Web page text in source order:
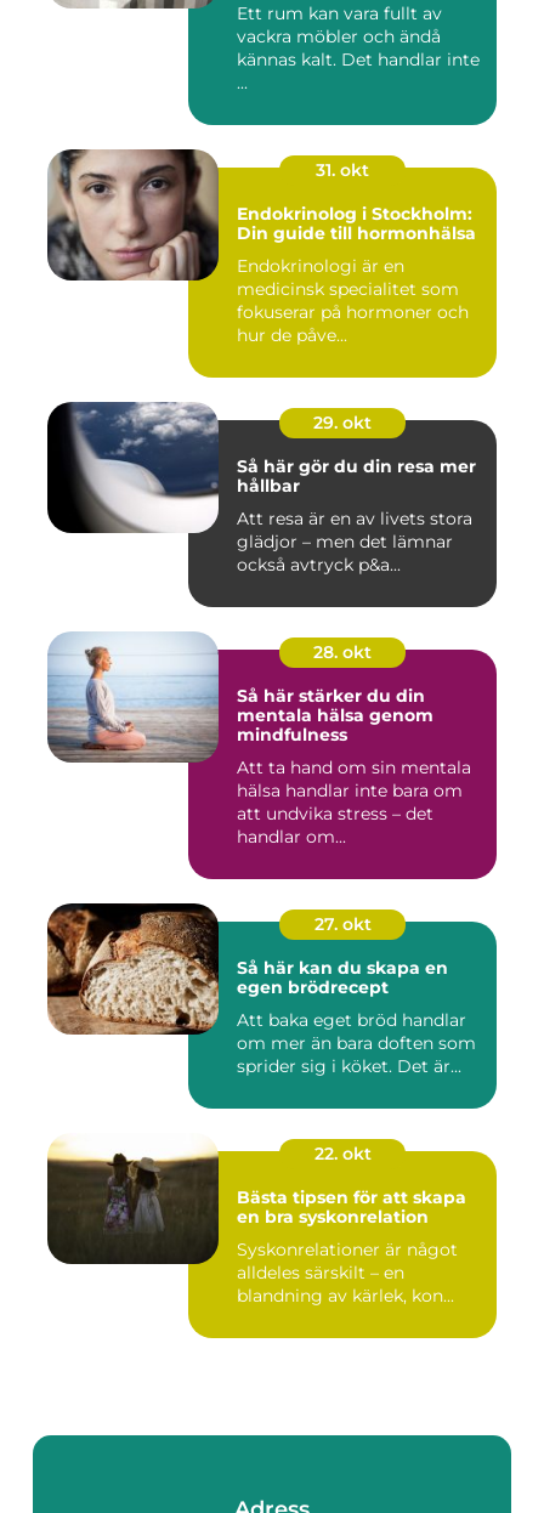
Ett rum kan vara fullt av
vackra möbler och ändå
kännas kalt. Det handlar inte
...
31. okt
Endokrinolog i Stockholm:
Din guide till hormonhälsa
Endokrinologi är en
medicinsk specialitet som
fokuserar på hormoner och
hur de påve...
29. okt
Så här gör du din resa mer
hållbar
Att resa är en av livets stora
glädjor – men det lämnar
också avtryck p&a...
28. okt
Så här stärker du din
mentala hälsa genom
mindfulness
Att ta hand om sin mentala
hälsa handlar inte bara om
att undvika stress – det
handlar om...
27. okt
Så här kan du skapa en
egen brödrecept
Att baka eget bröd handlar
om mer än bara doften som
sprider sig i köket. Det är...
22. okt
Bästa tipsen för att skapa
en bra syskonrelation
Syskonrelationer är något
alldeles särskilt – en
blandning av kärlek, kon...